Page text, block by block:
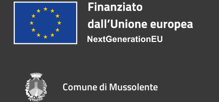
Comune di Mussolente